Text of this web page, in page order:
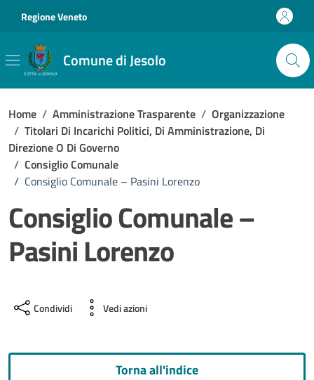
Regione Veneto
Comune di Jesolo
Home / Amministrazione Trasparente / Organizzazione
/ Titolari Di Incarichi Politici, Di Amministrazione, Di
Direzione O Di Governo
/ Consiglio Comunale
/ Consiglio Comunale – Pasini Lorenzo
Consiglio Comunale –
Pasini Lorenzo
Condividi Vedi azioni
Torna all'indice